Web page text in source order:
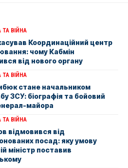
ТА ВІЙНА
Координаційний центр
чому Кабмін
від нового органу
ТА ВІЙНА
стане начальником
ЗСУ: біографія та бойовий
майора
ТА ВІЙНА
відмовився від
посад: яку умову
міністр поставив